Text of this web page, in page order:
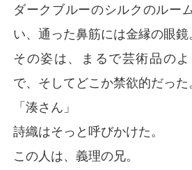
ダークブルーのシルクのルー
い、通った鼻筋には金縁の眼鏡
その姿は、まるで芸術品の
で、そしてどこか禁欲的だった
「湊さん」
詩織はそっと呼びかけた。
この人は、義理の兄。